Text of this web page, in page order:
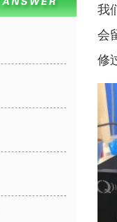
我
会
修